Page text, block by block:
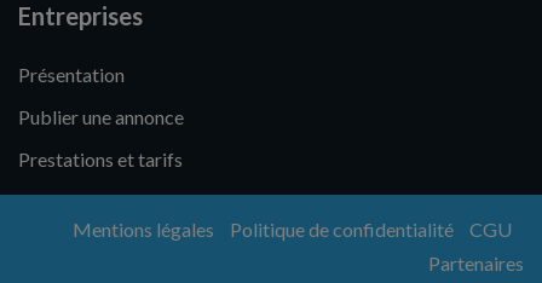
Entreprises
Présentation
Publier une annonce
Prestations et tarifs
Mentions légales Politique de confidentialité
CGU
Partenaires